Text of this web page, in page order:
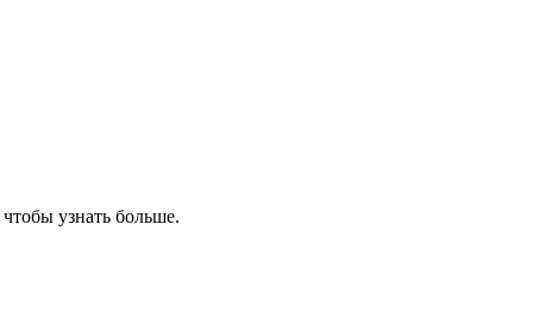
чтобы узнать больше.